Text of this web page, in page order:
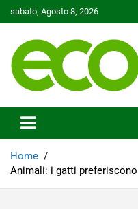
to
sabato, Agosto 8, 2026
Ecoo.it
Home
Animali: i gatti